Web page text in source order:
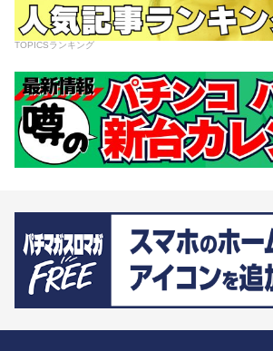
TOPICSランキング